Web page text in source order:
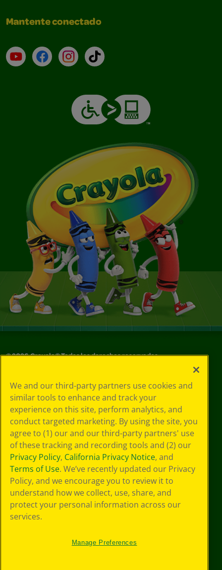
Mantente conectado
YouTube (en inglés)
Facebook (en inglés)
Instagram (en inglés)
TikTok
©2026Crayola® Todos los derechos reservados.
de privacidad
Política de
privacidad
Términos de SMS
GDPR
Aviso de
privacidad de CA
Cookie
Preferences
Condiciones de
uso
Accesibilidad web
Mapa del sitio
We and our third-party partners use cookies and
similar tools to enhance and track your
experience on this site, perform analytics, and
conduct targeted marketing. By using the site, you
agree to (1) our and our third-party partners' use
of these tracking and recording tools and (2) our
Privacy Policy, California Privacy Notice, and
Terms of Use. We’ve recently updated our Privacy
Policy, and we encourage you to review it to
understand how we collect, use, share, and
protect your personal information across our
services.
Manage Preferences